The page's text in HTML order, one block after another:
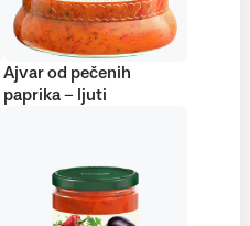
Ajvar od pečenih
paprika – ljuti